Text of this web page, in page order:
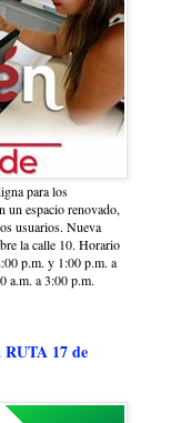
para los
un espacio renovado,
usuarios. Nueva
la calle 10. Horario
p.m. y 1:00 p.m. a
a.m. a 3:00 p.m.
17 de